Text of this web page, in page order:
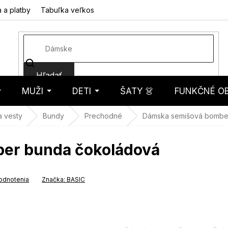
a platby Tabuľka veľkostí
Hľadať
MUŽI DETI ŠATY 👗 FUNKČNÉ
vesty Bundy Prechodné Dámska semišová
bunda čokoládová
Značka: BASIC